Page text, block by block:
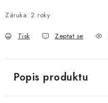
Záruka: 2 roky
Tisk Zeptat se
Popis produktu